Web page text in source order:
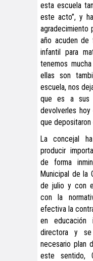
esta escuela
este acto”, y
agradecimiento
año acuden de
infantil para
tenemos
ellas son
escuela, nos
que es a sus
devolverles
que depositaron
La concejal
producir
de forma
Municipal de la
de julio y con
con la
efectiva la
en educación
directora y
necesario plan
este sentido,